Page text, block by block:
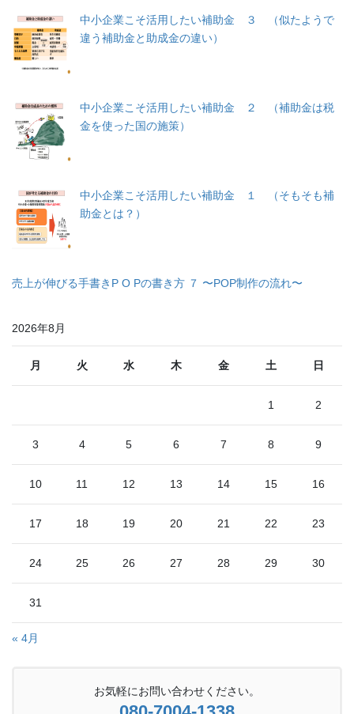
中小企業こそ活用したい補助金 ３ （似たようで
違う補助金と助成金の違い）
中小企業こそ活用したい補助金 ２ （補助金は税
金を使った国の施策）
中小企業こそ活用したい補助金 １ （そもそも補
助金とは？）
売上が伸びる手書きP O Pの書き方 ７ 〜POP制作の流れ〜
2026年8月
月 火 水 木 金 土 日
1 2
3 4 5 6 7 8 9
10 11 12 13 14 15 16
17 18 19 20 21 22 23
24 25 26 27 28 29 30
31
« 4月
お気軽にお問い合わせください。